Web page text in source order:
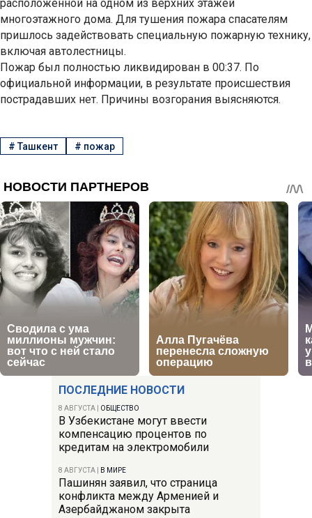
ПОСЛЕДНИЕ НОВОСТИ
8 АВГУСТА ОБЩЕСТВО
В Узбекистане могут ввести
компенсацию процентов по
кредитам на электромобили
8 АВГУСТА В МИРЕ
Пашинян заявил, что страница
конфликта между Арменией и
Азербайджаном закрыта
расположенной на одном из верхних этажей
многоэтажного дома. Для тушения пожара спасателям
пришлось задействовать специальную пожарную технику,
включая автолестницы.
Пожар был полностью ликвидирован в 00:37. По
официальной информации, в результате происшествия
пострадавших нет. Причины возгорания выясняются.
#Ташкент # пожар